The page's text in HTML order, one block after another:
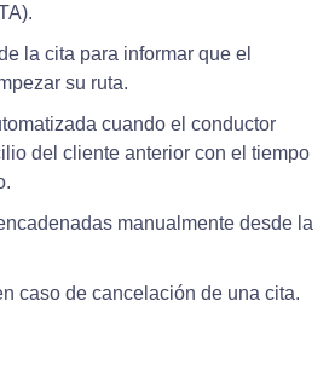
la cita para informar que el
su ruta.
cuando el conductor
del cliente anterior con el tiempo
manualmente desde la
caso de cancelación de una cita.